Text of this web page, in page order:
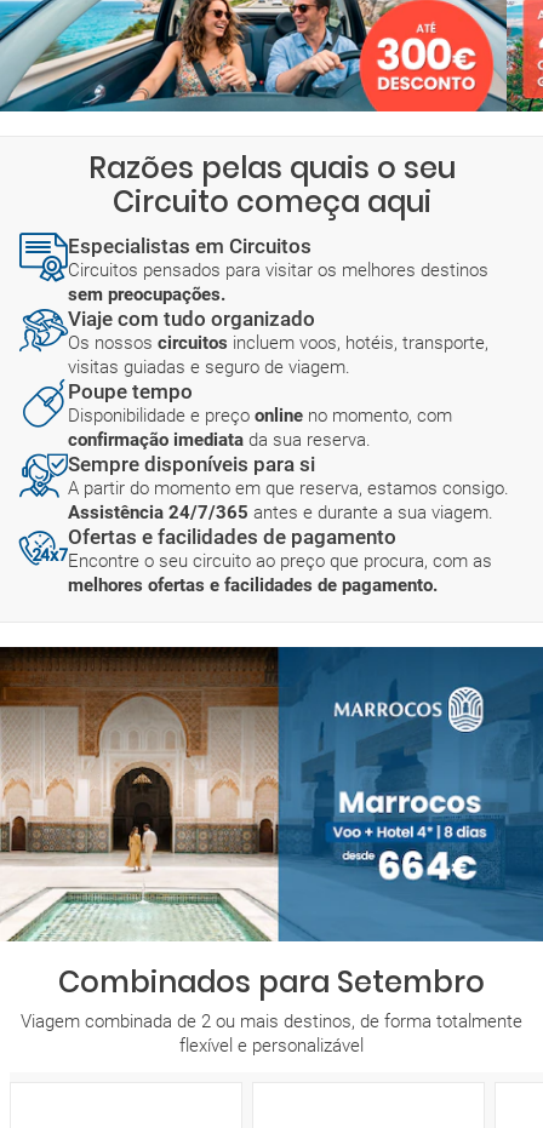
Razões pelas quais o seu
Circuito começa aqui
Especialistas em Circuitos
Circuitos pensados para visitar os melhores destinos
sem preocupações.
Viaje com tudo organizado
Os nossos circuitos incluem voos, hotéis, transporte,
visitas guiadas e seguro de viagem.
Poupe tempo
Disponibilidade e preço online no momento, com
confirmação imediata da sua reserva.
Sempre disponíveis para si
A partir do momento em que reserva, estamos consigo.
Assistência 24/7/365 antes e durante a sua viagem.
Ofertas e facilidades de pagamento
Encontre o seu circuito ao preço que procura, com as
melhores ofertas e facilidades de pagamento.
Combinados para Setembro
Viagem combinada de 2 ou mais destinos, de forma totalmente
flexível e personalizável